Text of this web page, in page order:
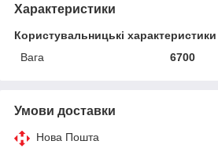
Характеристики
Користувальницькі характеристики
Вага
6700
Умови доставки
Нова Пошта